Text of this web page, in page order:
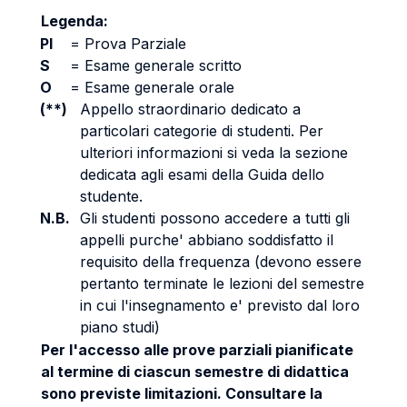
Legenda:
PI
= Prova Parziale
S
= Esame generale scritto
O
= Esame generale orale
(**)
Appello straordinario dedicato a
particolari categorie di studenti. Per
ulteriori informazioni si veda la sezione
dedicata agli esami della Guida dello
studente.
N.B. Gli studenti possono accedere a tutti gli
appelli purche' abbiano soddisfatto il
requisito della frequenza (devono essere
pertanto terminate le lezioni del semestre
in cui l'insegnamento e' previsto dal loro
piano studi)
Per l'accesso alle prove parziali pianificate
al termine di ciascun semestre di didattica
sono previste limitazioni. Consultare la